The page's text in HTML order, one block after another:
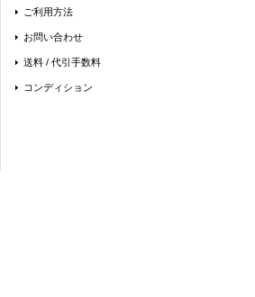
ご利用方法
お問い合わせ
送料 / 代引手数料
コンディション